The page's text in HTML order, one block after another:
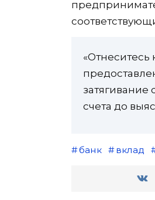
счета до
банк вклад